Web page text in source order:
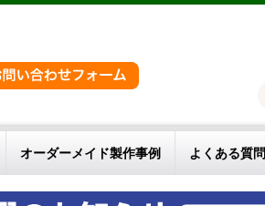
オーダーメイド製作事例 よくある質問